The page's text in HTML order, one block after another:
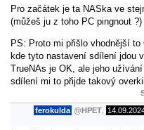
Pro začátek je ta NASka ve
(můžeš ju z toho PC pingnout ?)
PS: Proto mi přišlo vhodnější
kde tyto nastavení sdílení jdou
TrueNAs je OK, ale jeho
sdílení mi to přijde takový
ferokulda @HPET